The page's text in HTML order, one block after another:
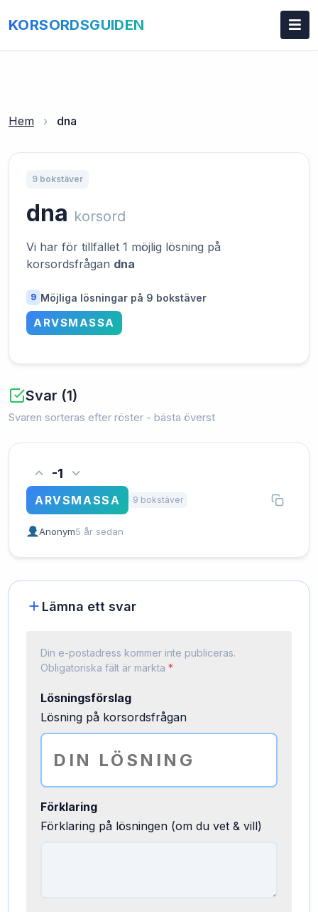
KORSORDSGUIDEN
Hem › dna
9 bokstäver
dna korsord
Vi har för tillfället 1 möjlig lösning på
korsordsfrågan dna
9 Möjliga lösningar på 9 bokstäver
ARVSMASSA
Svar (1)
Svaren sorteras efter röster - bästa överst
-1
ARVSMASSA 9 bokstäver
Anonym5 år sedan
Lämna ett svar
Din e-postadress kommer inte publiceras.
Obligatoriska fält är märkta *
Lösningsförslag
Lösning på korsordsfrågan
Förklaring
Förklaring på lösningen (om du vet & vill)